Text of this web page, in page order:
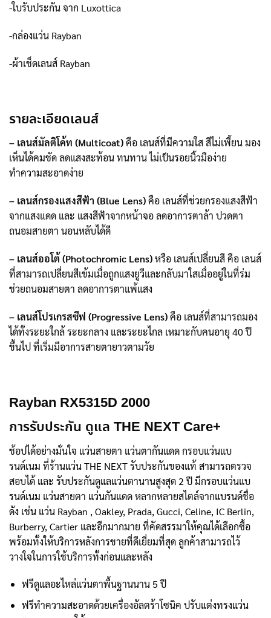
-ใบรับประกัน จาก Luxottica
-กล่องแว่น Rayban
-ผ้าเช็ดเลนส์ Rayban
รายละเอียดเลนส์
– เลนส์มัลติโค้ท (Multicoat)คือ เลนส์ที่มีความใส สีไม่เพี้ยน มอง
เห็นได้คมชัด ลดแสงสะท้อน ทนทาน ไม่เป็นรอยนิ้วมือง่าย
ทำความสะอาดง่าย
– เลนส์กรองแสงสีฟ้า (Blue Lens)คือ เลนส์ที่ช่วยกรองแสงสีฟ้า
จากแสงแดด และ แสงสีฟ้าจากหน้าจอ ลดอาการตาล้า ปวดตา
ถนอมสายตา นอนหลับได้ดี
– เลนส์ออโต้ (Photochromic Lens)หรือ เลนส์เปลี่ยนสี คือ เลนส์
ที่สามารถเปลี่ยนสีเข้มเมื่อถูกแสงยูวีและกลับมาใสเมื่ออยู่ในที่ร่ม
ช่วยถนอมสายตา ลดอาการตาแพ้แสง
– เลนส์โปรเกรสซีฟ (Progressive Lens)คือ เลนส์ที่สามารถมอง
ได้ทั้งระยะใกล้ ระยะกลาง และระยะไกล เหมาะกับคนอายุ 40 ปี
ขึ้นไป ที่เริ่มมีอาการสายตายาวตามวัย
Rayban RX5315D 2000
การรับประกัน ดูแล THE NEXT Care+
ช้อปได้อย่างมั่นใจ แว่นสายตา แว่นตากันแดด กรอบแว่นแบ
รนด์เนม ที่ร้านแว่น THE NEXT รับประกันของแท้ สามารถตรวจ
สอบได้ และ รับประกันดูแลแว่นตานานสูงสุด 2 ปี มีกรอบแว่นแบ
รนด์เนม แว่นสายตา แว่นกันแดด หลากหลายสไตล์จากแบรนด์ชื่อ
ดัง เช่น แว่น Rayban , Oakley, Prada, Gucci, Celine, IC Berlin,
Burberry, Cartier และอีกมากมาย ที่คัดสรรมาให้คุณได้เลือกซื้อ
พร้อมทั้งให้บริการหลังการขายที่ดีเยี่ยมที่สุด ลูกค้าสามารถไว้
วางใจในการใช้บริการทั้งก่อนและหลัง
ฟรีดูแลอะไหล่แว่นตาพื้นฐานนาน 5 ปี
ฟรีทำความสะอาดด้วยเครื่องอัลตร้าโซนิค ปรับแต่งทรงแว่น